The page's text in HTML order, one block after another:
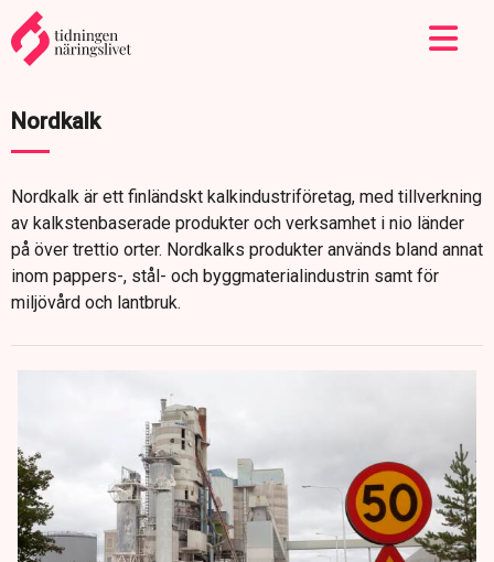
Nordkalk
Nordkalk är ett finländskt kalkindustriföretag, med tillverkning
av kalkstenbaserade produkter och verksamhet i nio länder
på över trettio orter. Nordkalks produkter används bland annat
inom pappers-, stål- och byggmaterialindustrin samt för
miljövård och lantbruk.